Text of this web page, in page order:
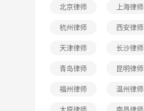
北京律师 上海律师
杭州律师 西安律师
天津律师 长沙律师
青岛律师 昆明律师
福州律师 温州律师